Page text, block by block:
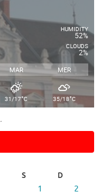
HUMIDITY
52%
CLOUDS
2%
MAR MER
31/17°C 35/18°C
.
S D
1
2